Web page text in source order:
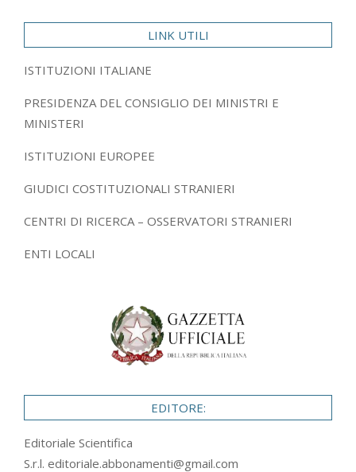
LINK UTILI
ISTITUZIONI ITALIANE
PRESIDENZA DEL CONSIGLIO DEI MINISTRI E
MINISTERI
ISTITUZIONI EUROPEE
GIUDICI COSTITUZIONALI STRANIERI
CENTRI DI RICERCA – OSSERVATORI STRANIERI
ENTI LOCALI
EDITORE:
Editoriale Scientifica
S.r.l. editoriale.abbonamenti@gmail.com